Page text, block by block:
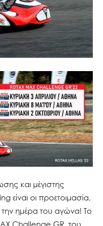
και μέγιστης
είναι οι προετοιμασία,
την ημέρα του αγώνα! Το